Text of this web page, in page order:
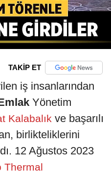
TAKİP ET
iş insanlarından
Yönetim
Kalabalık ve başarılı
birlikteliklerini
12 Ağustos 2023
Thermal